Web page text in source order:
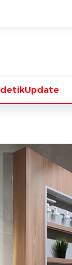
detikUpdate